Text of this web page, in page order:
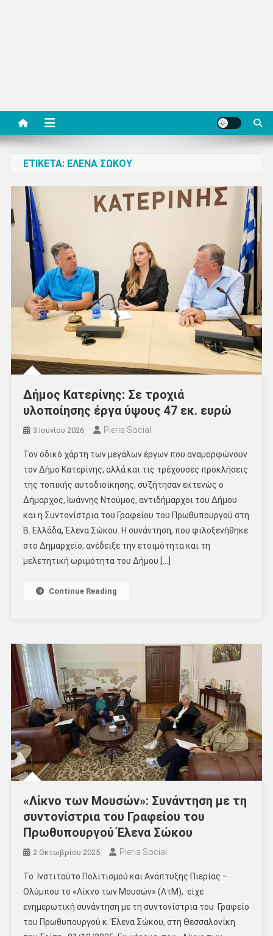
ΕΤΙΚΈΤΑ: ΈΛΕΝΑ ΣΏΚΟΥ
Δήμος Κατερίνης: Σε τροχιά
υλοποίησης έργα ύψους 47 εκ. ευρώ
3 Ιουνίου 2026 Pieria Social
Τον οδικό χάρτη των μεγάλων έργων που αναμορφώνουν
τον Δήμο Κατερίνης, αλλά και τις τρέχουσες προκλήσεις
της τοπικής αυτοδιοίκησης, συζήτησαν εκτενώς ο
Δήμαρχος, Ιωάννης Ντούμος, αντιδήμαρχοι του Δήμου
και η Συντονίστρια του Γραφείου του Πρωθυπουργού στη
Β. Ελλάδα, Έλενα Σώκου. Η συνάντηση, που φιλοξενήθηκε
στο Δημαρχείο, ανέδειξε την ετοιμότητα και τη
μελετητική ωριμότητα του Δήμου […]
Continue Reading
«Λίκνο των Μουσών»: Συνάντηση με τη
συντονίστρια του Γραφείου του
Πρωθυπουργού Έλενα Σώκου
2 Οκτωβρίου 2025 Pieria Social
Το Ινστιτούτο Πολιτισμού και Ανάπτυξης Πιερίας –
Ολύμπου το «Λίκνο των Μουσών» (ΛτΜ), είχε
ενημερωτική συνάντηση με τη συντονίστρια του Γραφείο
του Πρωθυπουργού κ. Έλενα Σώκου, στη Θεσσαλονίκη